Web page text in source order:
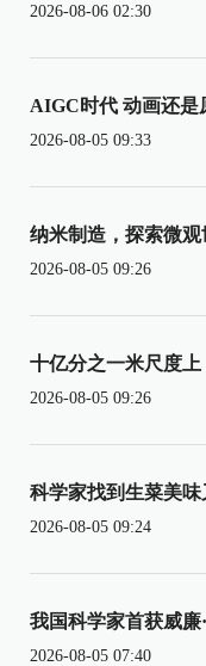
2026-08-06 02:30
AIGC时代 动画还是
2026-08-05 09:33
纳米制造，探索微
2026-08-05 09:26
十亿分之一米尺度
2026-08-05 09:26
科学家找到生菜美
2026-08-05 09:24
我国科学家首获威廉
2026-08-05 07:40